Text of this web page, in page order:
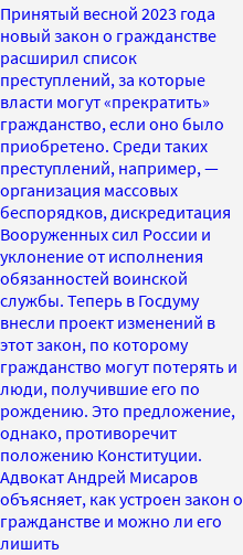
Принятый весной 2023 года
новый закон о гражданстве
расширил список
преступлений, за которые
власти могут «прекратить»
гражданство, если оно было
приобретено. Среди таких
преступлений, например, —
организация массовых
беспорядков, дискредитация
Вооруженных сил России и
уклонение от исполнения
обязанностей воинской
службы. Теперь в Госдуму
внесли проект изменений в
этот закон, по которому
гражданство могут потерять и
люди, получившие его по
рождению. Это предложение,
однако, противоречит
положению Конституции.
Адвокат Андрей Мисаров
объясняет, как устроен закон о
гражданстве и можно ли его
лишить